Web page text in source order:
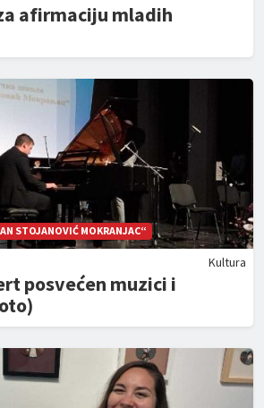
afirmaciju mladih
STOJANOVIĆ MOKRANJAC“
Kultura
posvećen muzici i